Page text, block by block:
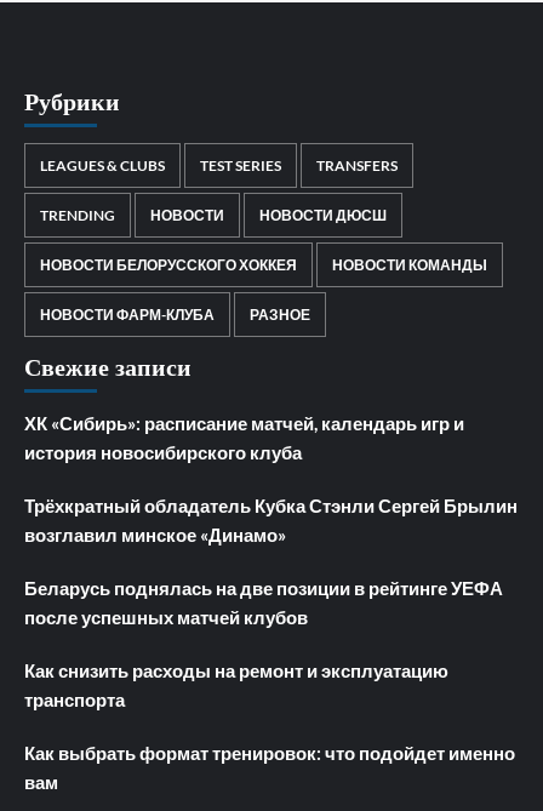
Рубрики
LEAGUES & CLUBS TEST SERIES TRANSFERS
TRENDING НОВОСТИ НОВОСТИ ДЮСШ
НОВОСТИ БЕЛОРУССКОГО ХОККЕЯ НОВОСТИ КОМАНДЫ
НОВОСТИ ФАРМ-КЛУБА РАЗНОЕ
Свежие записи
ХК «Сибирь»: расписание матчей, календарь игр и
история новосибирского клуба
Трёхкратный обладатель Кубка Стэнли Сергей Брылин
возглавил минское «Динамо»
Беларусь поднялась на две позиции в рейтинге УЕФА
после успешных матчей клубов
Как снизить расходы на ремонт и эксплуатацию
транспорта
Как выбрать формат тренировок: что подойдет именно
вам